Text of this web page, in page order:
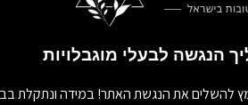
הנגשה לבעלי מוגבלויות
להשלים את הנגשת האתר! במידה ונתקלת